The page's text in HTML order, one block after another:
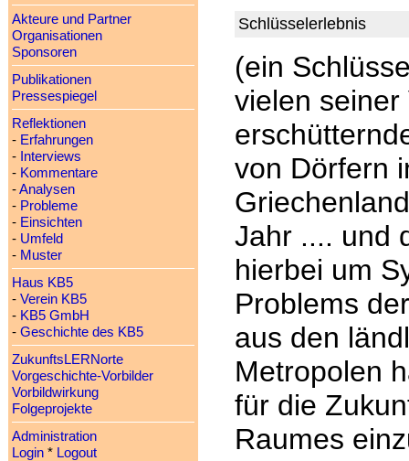
Akteure und Partner
Organisationen
Sponsoren
Publikationen
Pressespiegel
Reflektionen
- Erfahrungen
- Interviews
- Kommentare
-Analysen
- Probleme
- Einsichten
- Umfeld
- Muster
Haus KB5
- Verein KB5
- KB5 GmbH
- Geschichte des KB5
ZukunftsLERNorte
Vorgeschichte-Vorbilder
Vorbildwirkung
Folgeprojekte
Administration
Login* Logout
Schlüsselerlebnis
(ein
vielen
von Dörfern
Jahr .... und
hierbei um
Problems
aus den
Metropolen
für die
Raumes